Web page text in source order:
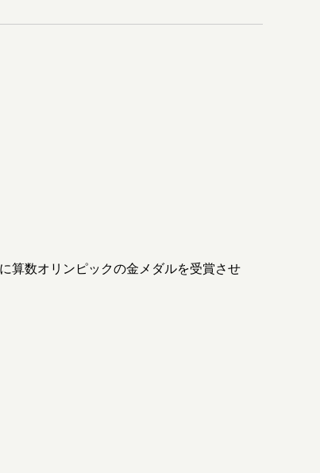
算数オリンピックの金メダルを受賞させ